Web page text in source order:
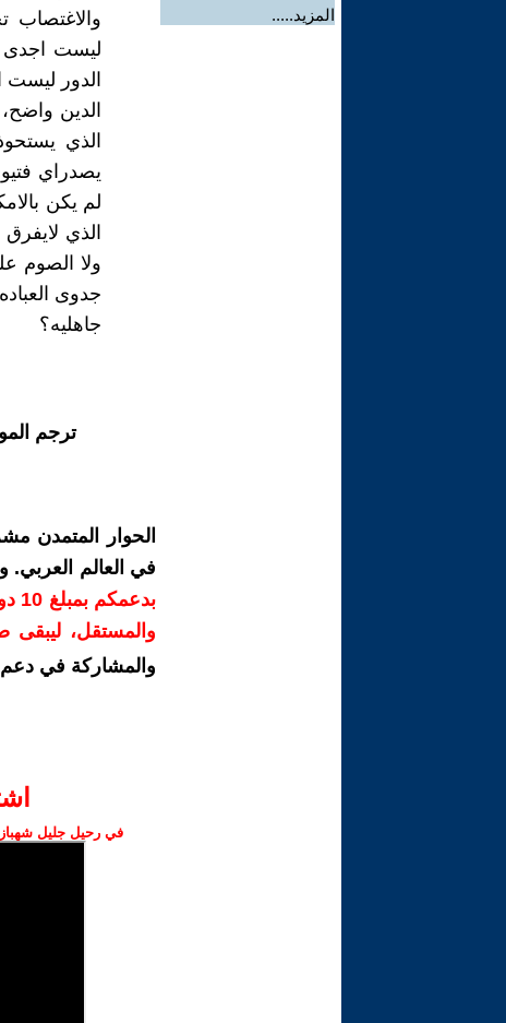
المزيد.....
والاغتصاب
ليست اجدى
الدور
الدين
الذي
يصدراي
لم يكن
الذي
ولا الصوم
جدوى
جاهليه؟
ترجم
الحوار المتمدن
في العالم
والمستقل، ليبقى
والمشاركة في
في رحيل جليل